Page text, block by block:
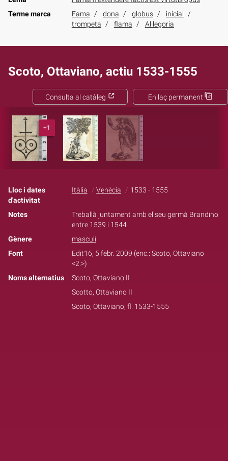
Terme marca
Fama dona globus
inicial
trompeta
flama Al·legoria
Scoto, Ottaviano, actiu 1533-1555
Enllaç permanent
Consulta al catàleg
+1
Lloc i dates
d'activitat
Itàlia Venècia 1533 - 1555
Notes
Treballà juntament amb el seu germà Brandino
entre 1539 i 1544
Gènere
masculí
Font
Edit16, 5 febr. 2009 (enc.: Scoto, Ottaviano
<2.>)
Noms alternatius
Scoto, Ottaviano II
Scotto, Ottaviano II
Scoto, Ottaviano, fl. 1533-1555